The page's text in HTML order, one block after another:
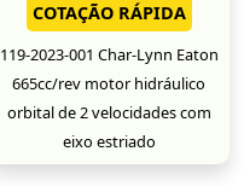
COTAÇÃO RÁPIDA
119-2023-001 Char-Lynn Eaton
665cc/rev motor hidráulico
orbital de 2 velocidades com
eixo estriado